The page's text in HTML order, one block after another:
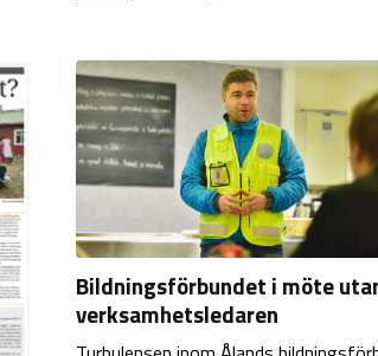
Bildningsförbundet i möte
verksamhetsledaren